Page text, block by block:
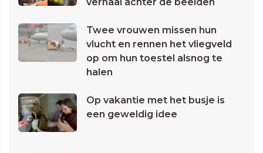
Twee vrouwen missen hun
vlucht en rennen het vliegveld
op om hun toestel alsnog te
halen
Op vakantie met het busje is
een geweldig idee